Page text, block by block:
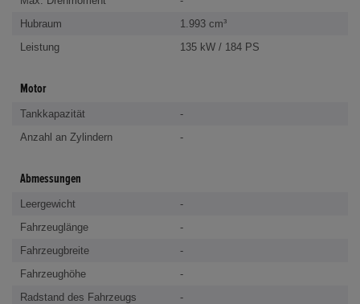
Hubraum
1.993 cm³
Leistung
135 kW / 184 PS
Motor
Tankkapazität
-
Anzahl an Zylindern
-
Abmessungen
Leergewicht
-
Fahrzeuglänge
-
Fahrzeugbreite
-
Fahrzeughöhe
-
Radstand des Fahrzeugs
-